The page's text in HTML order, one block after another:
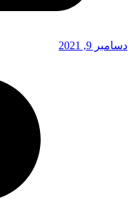
دسامبر 9, 2021